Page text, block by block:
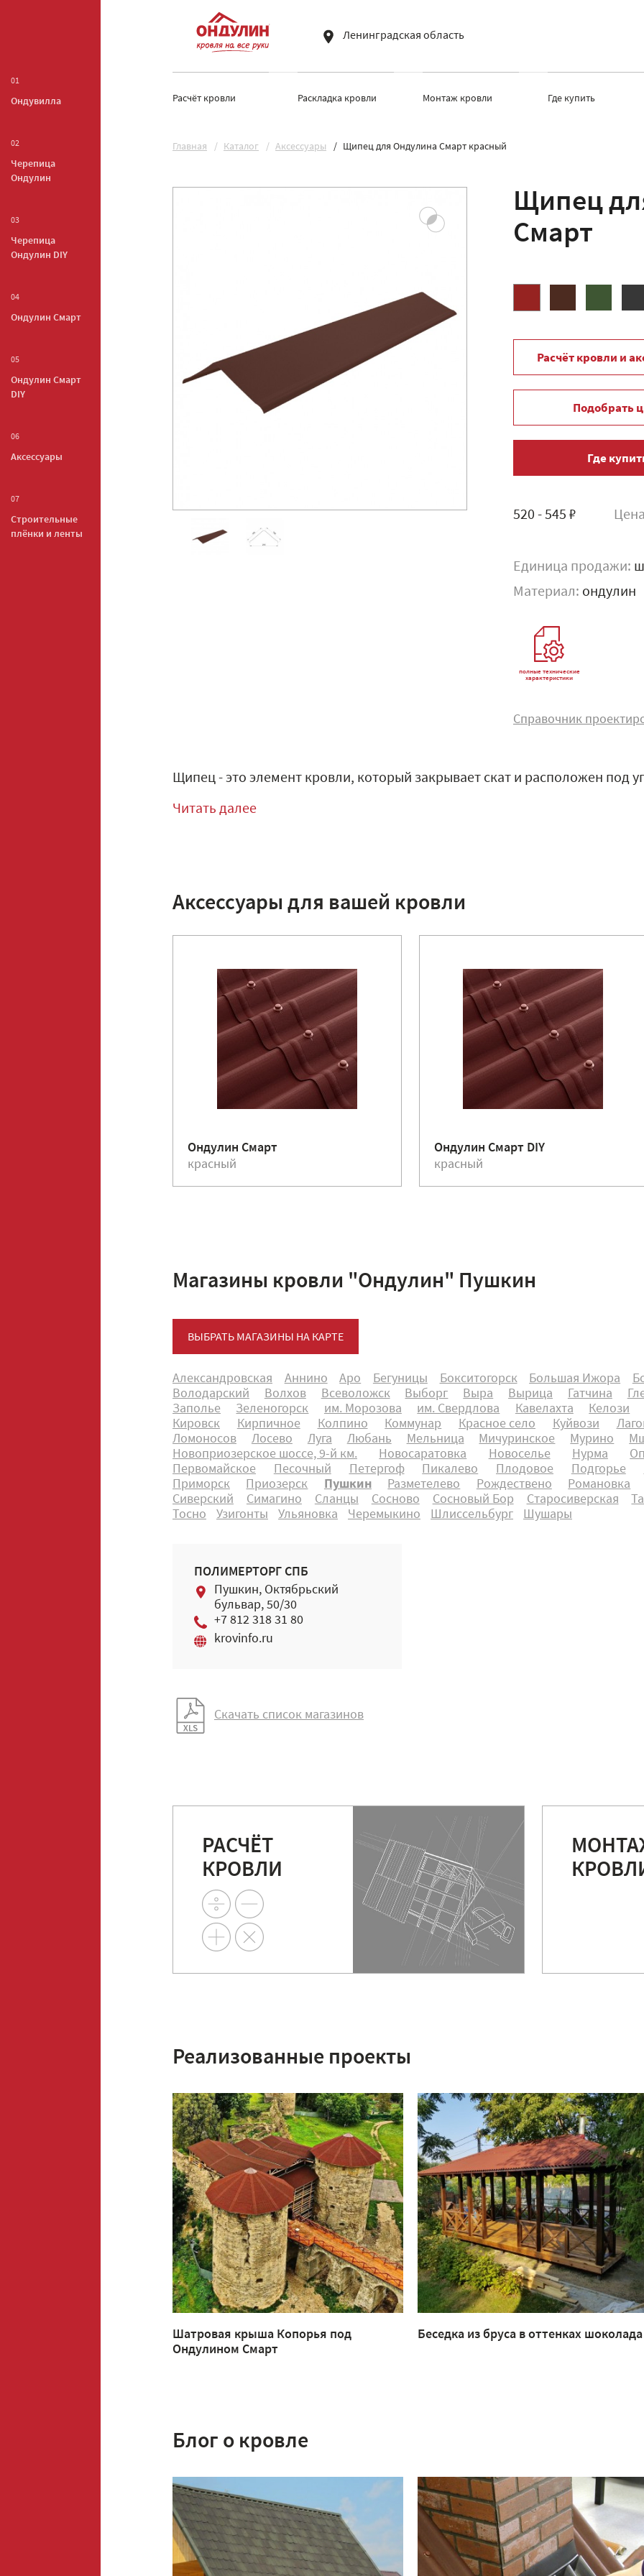
01
Ондувилла
02
Черепица
Ондулин
03
Черепица
Ондулин DIY
04
Ондулин Смарт
05
Ондулин Смарт
DIY
06
Аксессуары
07
Строительные
плёнки и ленты
Ленинградская область
Расчёт кровли Раскладка кровли Монтаж кровли Где купить
Главная Каталог Аксессуары Щипец для Ондулина Смарт красный
Щипец
Смарт
Расчёт кровли и
Подобрать
Где
520 - 545 ₽
Единица продажи:
Материал: ондулин
полные технические
характеристики
Справочник
Щипец - это элемент кровли, который закрывает скат и расположен под
Читать далее
Аксессуары для вашей кровли
Ондулин Смарт
красный
Ондулин Смарт DIY
красный
Магазины кровли "Ондулин" Пушкин
ВЫБРАТЬ МАГАЗИНЫ НА КАРТЕ
Александровская Аннино Аро Бегуницы Бокситогорск Большая Ижора
Володарский
Волхов Всеволожск Выборг Выра Вырица Гатчина
Заполье
Зеленогорск им. Морозова им. Свердлова Кавелахта
Келози
Кировск
Кирпичное Колпино Коммунар Красное село Куйвози
Ломоносов
Лосево Луга Любань Мельница Мичуринское Мурино
Новоприозерское шоссе, 9-й км.
Новосаратовка Новоселье Нурма
Первомайское
Песочный Петергоф Пикалево Плодовое Подгорье
Приморск
Приозерск Пушкин Разметелево Рождествено
Романовка
Сиверский
Симагино Сланцы Сосново Сосновый Бор Старосиверская
Тосно
Узигонты Ульяновка Черемыкино Шлиссельбург Шушары
ПОЛИМЕРТОРГ СПБ
Пушкин, Октябрьский
бульвар, 50/30
+7 812 318 31 80
krovinfo.ru
Скачать список магазинов
РАСЧЁТ
КРОВЛИ
Реализованные проекты
Шатровая крыша Копорья под
Ондулином Смарт
Беседка из бруса в оттенках шоколада
Блог о кровле